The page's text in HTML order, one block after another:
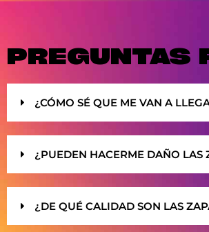
PREGUNTAS
¿CÓMO SÉ QUE ME VAN A
¿PUEDEN HACERME DAÑO LAS
¿DE QUÉ CALIDAD SON LAS